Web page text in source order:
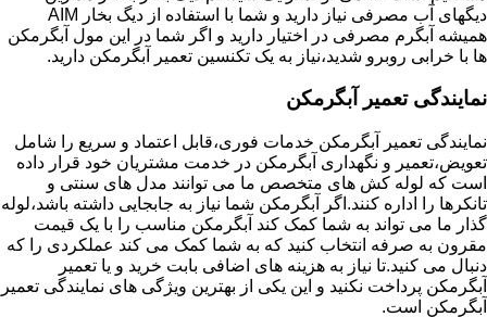
دیگهای آب مصرفی نیاز دارید و شما با استفاده از دیگ بخار AIM
همیشه آبگرم مصرفی در اختیار دارید و اگر شما در این مول آبگرمکن
ها با خرابی روبرو شدید،نیاز به یک تکنسین تعمیر آبگرمکن دارید.
نمایندگی تعمیر آبگرمکن
نمایندگی تعمیر آبگرمکن خدمات فوری،قابل اعتماد و سریع را شامل
تعویض،تعمیر و نگهداری آبگرمکن در خدمت مشتریان خود قرار داده
است که لوله کش های متخصص ما می توانند مدل های سنتی و
تانکرها را اداره کنند.اگر آبگرمکن شما نیاز به جابجایی داشته باشد،لوله
گذار ما می تواند به شما کمک کند آبگرمکن مناسب را با یک قیمت
مقرون به صرفه انتخاب کنید که به شما کمک می کند عملکردی را که
دنبال می کنید.تا نیاز به هزینه های اضافی بابت خرید و یا تعمیر
آبگرمکن پرداخت نکنید و این یکی از بهترین ویژگی های نمایندگی تعمیر
آبگرمکن است.